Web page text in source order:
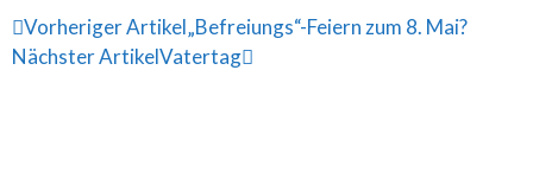
Vorheriger Artikel„Befreiungs“-Feiern zum 8. Mai?
Nächster ArtikelVatertag